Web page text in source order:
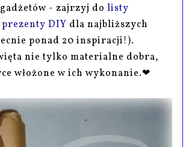
- zajrzyj dolisty
prezenty DIY dla najbliższych
ponad 20 inspiracji!).
nie tylko materialne dobra,
włożone w ich wykonanie.❤